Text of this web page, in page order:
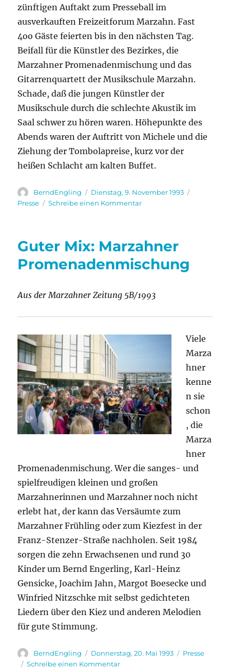
zünftigen Auftakt zum Presseball im
ausverkauften Freizeitforum Marzahn. Fast
4oo Gäste feierten bis in den nächsten Tag.
Beifall für die Künstler des Bezirkes, die
Marzahner Promenadenmischung und das
Gitarrenquartett der Musikschule Marzahn.
Schade, daß die jungen Künstler der
Musikschule durch die schlechte Akustik im
Saal schwer zu hören waren. Höhepunkte des
Abends waren der Auftritt von Michele und die
Ziehung der Tombolapreise, kurz vor der
heißen Schlacht am kalten Buffet.
Autor
BerndEngling
Veröffentlicht
am
Dienstag, 9. November 1993
Presse
Schreibe einen Kommentarzu
feierte
mit
den
3.
Guter Mix: Marzahner
Promenadenmischung
Aus der Marzahner Zeitung 5B/1993
Viele
Marza
hner
kenne
n sie
schon
, die
Marza
hner
Promenadenmischung. Wer die sanges- und
spielfreudigen kleinen und großen
Marzahnerinnen und Marzahner noch nicht
erlebt hat, der kann das Versäumte zum
Marzahner Frühling oder zum Kiezfest in der
Franz-Stenzer-Straße nachholen. Seit 1984
sorgen die zehn Erwachsenen und rund 30
Kinder um Bernd Engerling, Karl-Heinz
Gensicke, Joachim Jahn, Margot Boesecke und
Winfried Nitzschke mit selbst gedichteten
Liedern über den Kiez und anderen Melodien
für gute Stimmung.
Autor
BerndEngling
Veröffentlicht
am
Donnerstag, 20. Mai 1993 Kategorien
Presse
Schreibe einen Kommentarzu